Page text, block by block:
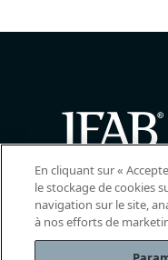
En cliquant sur «
le stockage de cookies
navigation sur le site,
à nos efforts de